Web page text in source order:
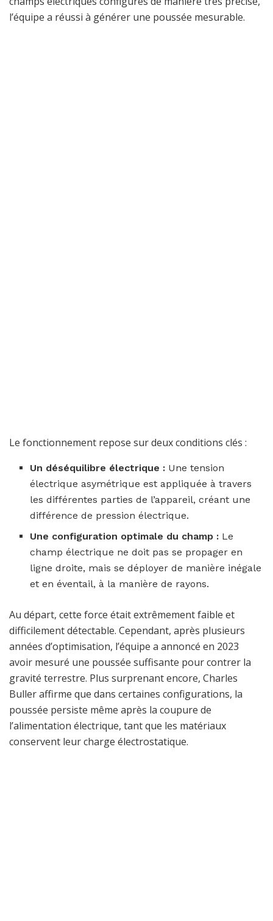
l’équipe a réussi à générer une poussée mesurable.
Le fonctionnement repose sur deux conditions clés :
Un déséquilibre électrique : Une tension
électrique asymétrique est appliquée à travers
les différentes parties de l’appareil, créant une
différence de pression électrique.
Une configuration optimale du champ : Le
champ électrique ne doit pas se propager en
ligne droite, mais se déployer de manière inégale
et en éventail, à la manière de rayons.
Au départ, cette force était extrêmement faible et
difficilement détectable. Cependant, après plusieurs
années d’optimisation, l’équipe a annoncé en 2023
avoir mesuré une poussée suffisante pour contrer la
gravité terrestre. Plus surprenant encore, Charles
Buller affirme que dans certaines configurations, la
poussée persiste même après la coupure de
l’alimentation électrique, tant que les matériaux
conservent leur charge électrostatique.